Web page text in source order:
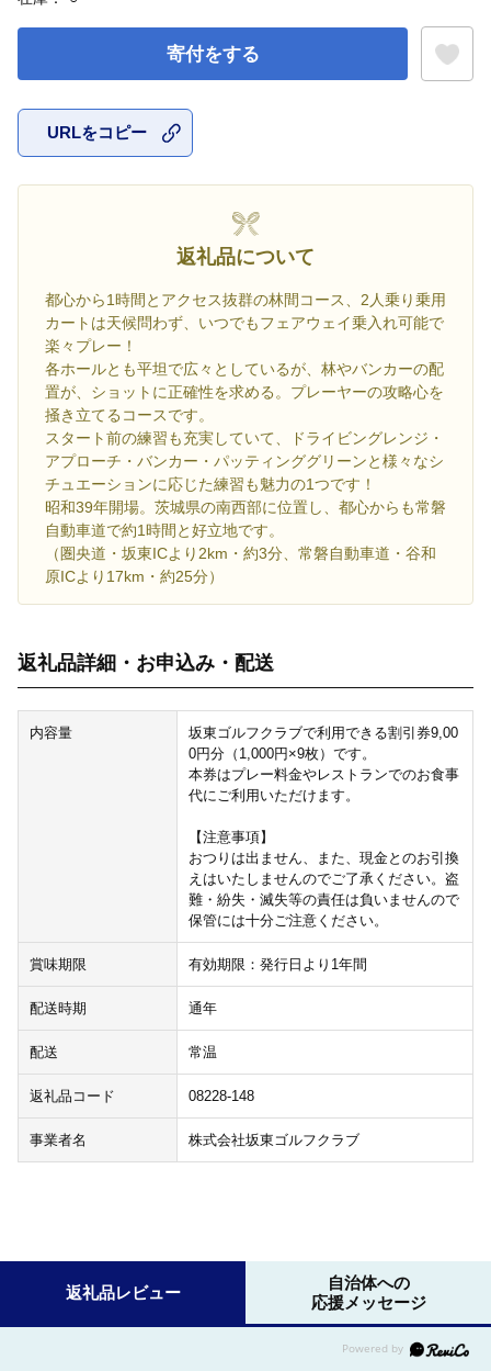
寄付をする
URLをコピー
返礼品について
都心から1時間とアクセス抜群の林間コース、2人乗り乗用
カートは天候問わず、いつでもフェアウェイ乗入れ可能で
楽々プレー！
各ホールとも平坦で広々としているが、林やバンカーの配
置が、ショットに正確性を求める。プレーヤーの攻略心を
掻き立てるコースです。
スタート前の練習も充実していて、ドライビングレンジ・
アプローチ・バンカー・パッティンググリーンと様々なシ
チュエーションに応じた練習も魅力の1つです！
昭和39年開場。茨城県の南西部に位置し、都心からも常磐
自動車道で約1時間と好立地です。
（圏央道・坂東ICより2km・約3分、常磐自動車道・谷和
原ICより17km・約25分）
返礼品詳細・お申込み・配送
内容量
坂東ゴルフクラブで利用できる割引券9,00
0円分（1,000円×9枚）です。
本券はプレー料金やレストランでのお食事
代にご利用いただけます。
【注意事項】
おつりは出ません、また、現金とのお引換
えはいたしませんのでご了承ください。盗
難・紛失・滅失等の責任は負いませんので
保管には十分ご注意ください。
賞味期限 有効期限：発行日より1年間
配送時期 通年
配送 常温
返礼品コード 08228-148
事業者名 株式会社坂東ゴルフクラブ
返礼品レビュー
自治体への
応援メッセージ